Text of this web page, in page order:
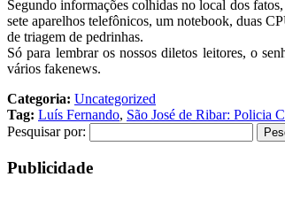
Segundo informações colhidas no local dos
sete aparelhos telefônicos, um notebook, duas
de triagem de pedrinhas.
Só para lembrar os nossos diletos leitores, o
vários fakenews.
Categoria: Uncategorized
Tag: Luís Fernando, São José de Ribar: Policia
Pesquisar por:
Publicidade